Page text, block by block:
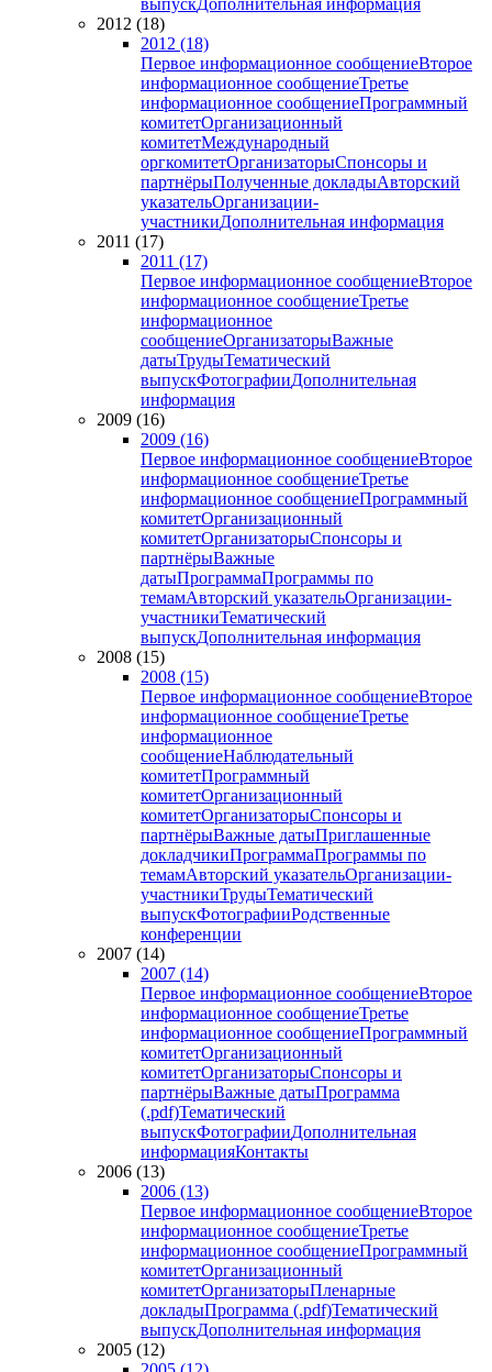
выпускДополнительная информация
2012 (18)
2012 (18)
Первое информационное сообщениеВторое
информационное сообщениеТретье
информационное сообщениеПрограммный
комитетОрганизационный
комитетМеждународный
оргкомитетОрганизаторыСпонсоры и
партнёрыПолученные докладыАвторский
указательОрганизации-
участникиДополнительная информация
2011 (17)
2011 (17)
Первое информационное сообщениеВторое
информационное сообщениеТретье
информационное
сообщениеОрганизаторыВажные
датыТрудыТематический
выпускФотографииДополнительная
информация
2009 (16)
2009 (16)
Первое информационное сообщениеВторое
информационное сообщениеТретье
информационное сообщениеПрограммный
комитетОрганизационный
комитетОрганизаторыСпонсоры и
партнёрыВажные
датыПрограммаПрограммы по
темамАвторский указательОрганизации-
участникиТематический
выпускДополнительная информация
2008 (15)
2008 (15)
Первое информационное сообщениеВторое
информационное сообщениеТретье
информационное
сообщениеНаблюдательный
комитетПрограммный
комитетОрганизационный
комитетОрганизаторыСпонсоры и
партнёрыВажные датыПриглашенные
докладчикиПрограммаПрограммы по
темамАвторский указательОрганизации-
участникиТрудыТематический
выпускФотографииРодственные
конференции
2007 (14)
2007 (14)
Первое информационное сообщениеВторое
информационное сообщениеТретье
информационное сообщениеПрограммный
комитетОрганизационный
комитетОрганизаторыСпонсоры и
партнёрыВажные датыПрограмма
(.pdf)Тематический
выпускФотографииДополнительная
информацияКонтакты
2006 (13)
2006 (13)
Первое информационное сообщениеВторое
информационное сообщениеТретье
информационное сообщениеПрограммный
комитетОрганизационный
комитетОрганизаторыПленарные
докладыПрограмма (.pdf)Тематический
выпускДополнительная информация
2005 (12)